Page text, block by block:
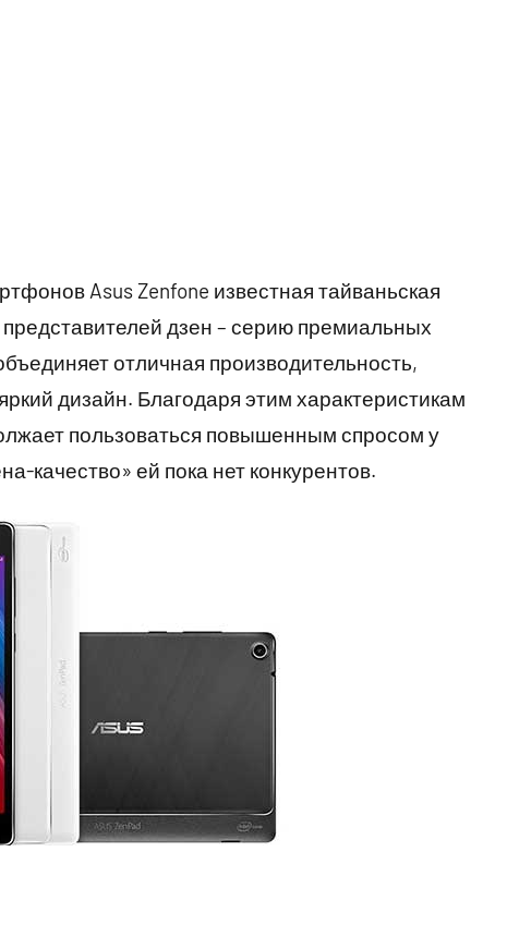
Asus Zenfone известная тайваньская
дзен – серию премиальных
отличная производительность,
дизайн. Благодаря этим характеристикам
пользоваться повышенным спросом у
качество» ей пока нет конкурентов.